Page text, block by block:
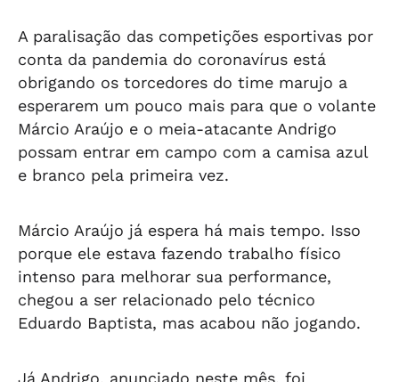
A paralisação das competições esportivas por
conta da pandemia do coronavírus está
obrigando os torcedores do time marujo a
esperarem um pouco mais para que o volante
Márcio Araújo e o meia-atacante Andrigo
possam entrar em campo com a camisa azul
e branco pela primeira vez.
Márcio Araújo já espera há mais tempo. Isso
porque ele estava fazendo trabalho físico
intenso para melhorar sua performance,
chegou a ser relacionado pelo técnico
Eduardo Baptista, mas acabou não jogando.
Já Andrigo, anunciado neste mês, foi